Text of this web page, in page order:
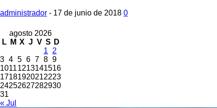
administrador - 17 de junio de 2018 0
agosto 2026
L M X J V S D
1
2
3 4 5 6 7 8 9
10111213141516
17181920212223
24252627282930
31
« Jul